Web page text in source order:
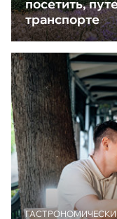
посетить,
транспорте